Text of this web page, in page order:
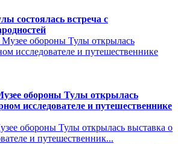
состоялась встреча с
обороны Тулы открылась
исследователе и путешественнике
обороны Тулы открылась выставка о
и путешественник...